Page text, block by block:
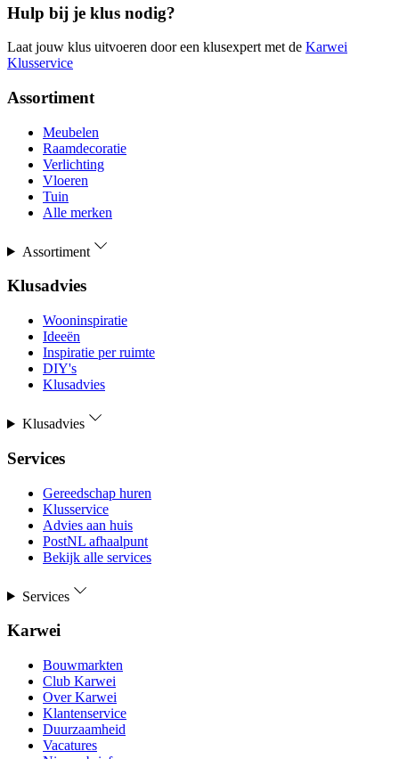
Hulp bij je klus nodig?
Laat jouw klus uitvoeren door een klusexpert met de Karwei
Klusservice
Assortiment
Meubelen
Raamdecoratie
Verlichting
Vloeren
Tuin
Alle merken
Assortiment
Klusadvies
Wooninspiratie
Ideeën
Inspiratie per ruimte
DIY's
Klusadvies
Klusadvies
Services
Gereedschap huren
Klusservice
Advies aan huis
PostNL afhaalpunt
Bekijk alle services
Services
Karwei
Bouwmarkten
Club Karwei
Over Karwei
Klantenservice
Duurzaamheid
Vacatures